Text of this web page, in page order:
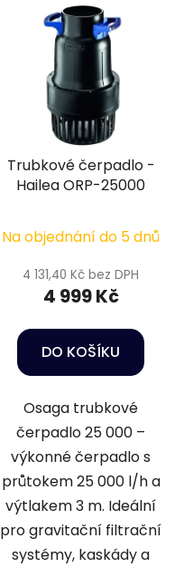
Trubkové čerpadlo -
Hailea ORP-25000
Na objednání do 5 dnů
4 131,40 Kč bez DPH
4 999 Kč
DO KOŠÍKU
Osaga trubkové
čerpadlo 25 000 –
výkonné čerpadlo s
průtokem 25 000 l/h a
výtlakem 3 m. Ideální
pro gravitační filtrační
systémy, kaskády a